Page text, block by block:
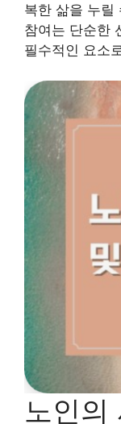
복한 삶을 누릴
참여는 단순한
필수적인 요소
노인의